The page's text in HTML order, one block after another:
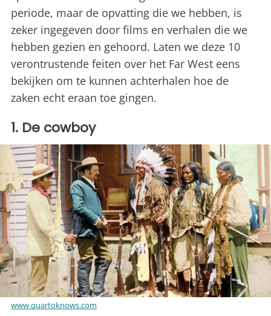
periode, maar de opvatting die we hebben, is
zeker ingegeven door films en verhalen die we
hebben gezien en gehoord. Laten we deze 10
verontrustende feiten over het Far West eens
bekijken om te kunnen achterhalen hoe de
zaken echt eraan toe gingen.
1. De cowboy
www.quartoknows.com